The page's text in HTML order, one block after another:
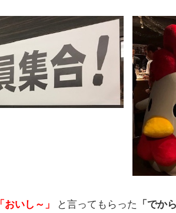
「おいし～」 と言ってもらった 「でか